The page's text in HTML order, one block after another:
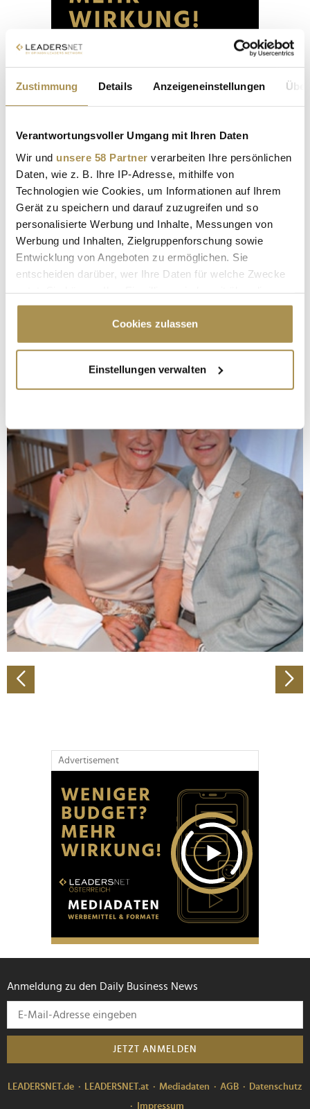
Zustimmung Details Anzeigeneinstellungen
Verantwortungsvoller Umgang mit Ihren Daten
Wir und unsere 58 Partner verarbeiten Ihre persönlichen
Daten, wie z. B. Ihre IP-Adresse, mithilfe von
Technologien wie Cookies, um Informationen auf Ihrem
Gerät zu speichern und darauf zuzugreifen und so
personalisierte Werbung und Inhalte, Messungen von
Werbung und Inhalten, Zielgruppenforschung sowie
Entwicklung von Angeboten zu ermöglichen. Sie
entscheiden darüber, wer Ihre Daten für welche Zwecke
Cookie-Erklärung oder durch Klicken auf das Privacy
Trigger Symbol ändern oder widerrufen
Informationen über Ihre geografische Lage
erfassen, welche bis auf einige Meter genau sein
bestimmten Merkmalen (Fingerprinting) identifizieren
Erfahren Sie mehr darüber, wie Ihre persönlichen Daten
verarbeitet werden, und legen Sie Ihre Präferenzen im
Abschnitt Einzelheitenfest.
Wir verwenden Cookies, um Inhalte und Anzeigen zu
personalisieren, Funktionen für soziale Medien anbieten
zu können und die Zugriffe auf unsere Website zu
analysieren. Außerdem geben wir Informationen zu Ihrer
Verwendung unserer Website an unsere Partner für
soziale Medien, Werbung und Analysen weiter. Unsere
Partner führen diese Informationen möglicherweise mit
weiteren Daten zusammen, die Sie ihnen bereitgestellt
gesammelt haben.
Cookies zulassen
Einstellungen verwalten
Advertisement
Anmeldung zu den Daily Business News
JETZT ANMELDEN
LEADERSNET.de LEADERSNET.at Mediadaten AGB
Datenschutz
Impressum